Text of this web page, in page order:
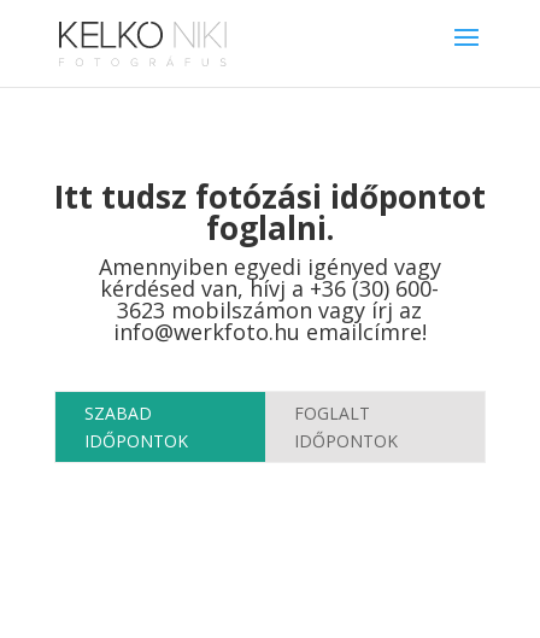
Itt tudsz fotózási időpontot
foglalni.
Amennyiben egyedi igényed vagy
kérdésed van, hívj a +36 (30) 600-
3623 mobilszámon vagy írj az
info@werkfoto.hu emailcímre!
SZABAD
IDŐPONTOK
FOGLALT
IDŐPONTOK